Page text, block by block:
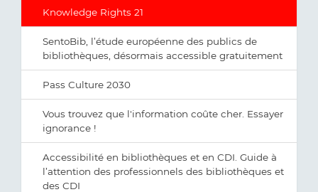
Knowledge Rights 21
SentoBib, l’étude européenne des publics de
bibliothèques, désormais accessible gratuitement
Pass Culture 2030
Vous trouvez que l'information coûte cher. Essayer
ignorance !
Accessibilité en bibliothèques et en CDI. Guide à
l’attention des professionnels des bibliothèques et
des CDI